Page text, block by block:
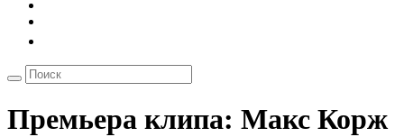
Премьера клипа: Макс Корж